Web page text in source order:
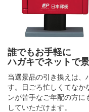
誰でもお手軽に
ハガキでネットで
当選景品の引き換えは、
す。日ごろ忙しくてなか
ンが苦手なご年配の方に
していただけます。